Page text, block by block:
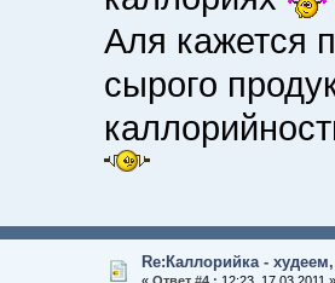
Аля кажется
сырого
Re:Каллорийка -